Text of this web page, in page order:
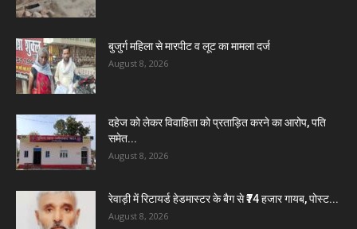
बुजुर्ग महिला से मारपीट व लूट का मामला दर्ज
August 8, 2026
दहेज को लेकर विवाहिता को प्रताड़ित करने का आरोप, पति
समेत...
August 8, 2026
रेवाड़ी में रिटायर्ड हेडमास्टर के बैग से ₹74 हजार गायब, पोस्ट...
August 8, 2026